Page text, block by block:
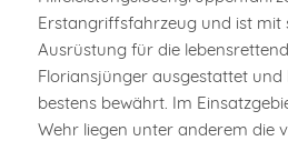
Erstangriffsfahrzeug und ist mit
Ausrüstung für die
Floriansjünger ausgestattet und
bestens bewährt. Im
Wehr liegen unter anderem die